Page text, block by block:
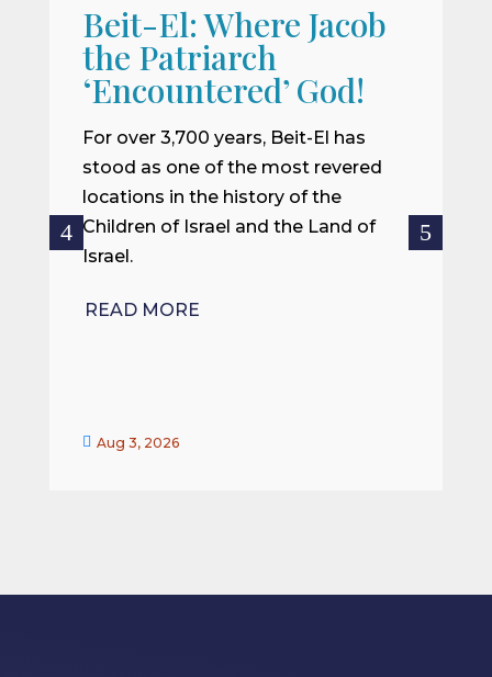
Beit-El: Where Jacob
the Patriarch
‘Encountered’ God!
For over 3,700 years, Beit-El has
stood as one of the most revered
locations in the history of the
Children of Israel and the Land of
Israel.
READ MORE
 Aug 3, 2026